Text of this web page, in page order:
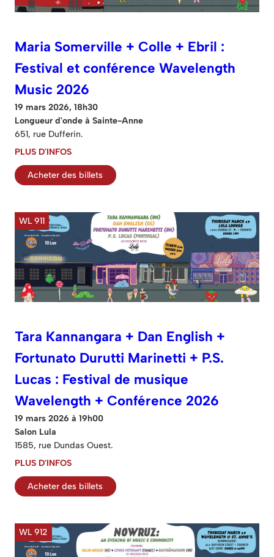
Maria Somerville + Colle + Ebril :
Festival et conférence Wavelength
Music 2026
19 mars 2026, 18h30
Longueur d'onde à Sainte-Anne
651, rue Dufferin.
PLUS D'INFOS
Acheter des billets
WL 911
Tara Kannangara + Dan English +
Fortunato Durutti Marinetti + P.S.
Lucas : Festival de musique
Wavelength + Conférence 2026
19 mars 2026 à 19h00
Salon Lula
1585, rue Dundas Ouest.
PLUS D'INFOS
Acheter des billets
WL 912